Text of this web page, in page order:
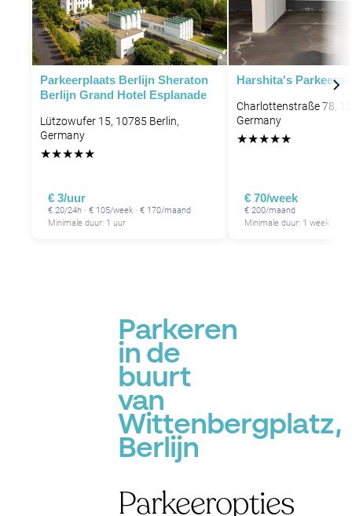
Parkeerplaats Berlijn Sheraton
Berlijn Grand Hotel Esplanade
Lützowufer 15, 10785 Berlin,
Germany
★★★★★
€ 3/uur
€ 20/24h · € 105/week · € 170/maand
Minimale duur: 1 uur
Harshita's
Charlottenstraße 78,
Germany
★★★★★
€ 70/week
€ 200/maand
Minimale duur: 1 week
Parkeren
in de
buurt
van
Wittenbergplatz,
Berlijn
Parkeeropties